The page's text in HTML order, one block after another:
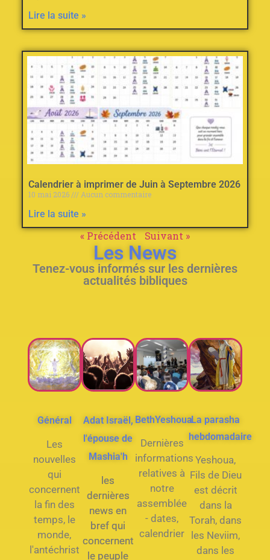
Lire la suite »
Calendrier à imprimer de Juin à Septembre 2026
10 mai 2026 Aucun commentaire
Lire la suite »
« Précédent Suivant »
Les News
Tenez-vous informés sur les dernières
actualités bibliques
Général
Les
nouvelles
qui
concernent
la fin des
temps, le
monde,
l'antéchrist
Adat Israël,
l'épouse de
Mashia'h
les
dernières
news en
bref qui
concernent
le peuple
BethYeshoua
Dernières
informations
relatives à
notre
assemblée
- dates,
calendrier
La parasha
hebdomadaire
Yeshoua,
Fils de Dieu
est décrit
dans la
Torah, dans
les Neviim,
dans les